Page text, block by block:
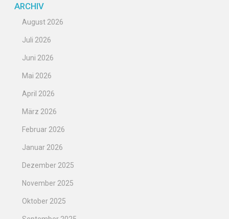
ARCHIV
August 2026
Juli 2026
Juni 2026
Mai 2026
April 2026
März 2026
Februar 2026
Januar 2026
Dezember 2025
November 2025
Oktober 2025